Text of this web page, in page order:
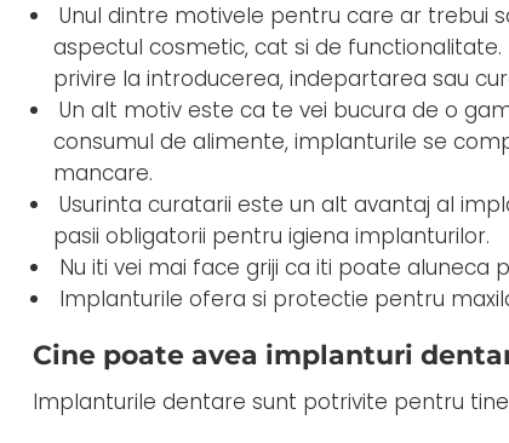
Unul dintre motivele pentru care ar trebui
aspectul cosmetic, cat si de
privire la introducerea, indepartarea sau
Un alt motiv este ca te vei bucura de o
consumul de alimente, implanturile se
mancare.
Usurinta curatarii este un alt avantaj al
pasii obligatorii pentru igiena implanturilor.
Nu iti vei mai face griji ca iti poate aluneca
Implanturile ofera si protectie pentru
Cine poate avea implanturi
Implanturile dentare sunt potrivite pentru